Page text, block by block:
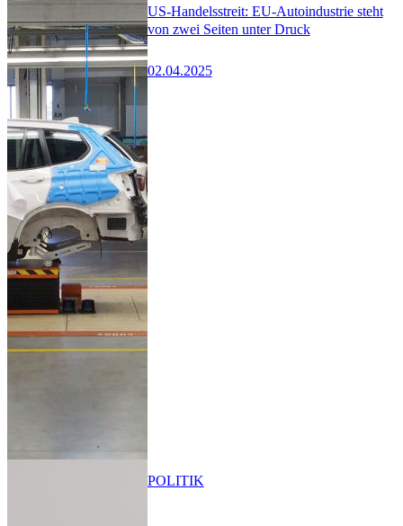
US-Handelsstreit: EU-Autoindustrie steht
von zwei Seiten unter Druck
02.04.2025
POLITIK